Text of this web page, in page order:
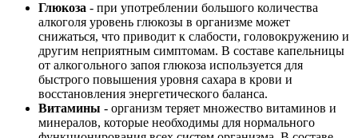
Глюкоза - при употреблении большого количества
алкоголя уровень глюкозы в организме может
снижаться, что приводит к слабости, головокружению и
другим неприятным симптомам. В составе капельницы
от алкогольного запоя глюкоза используется для
быстрого повышения уровня сахара в крови и
восстановления энергетического баланса.
Витамины - организм теряет множество витаминов и
минералов, которые необходимы для нормального